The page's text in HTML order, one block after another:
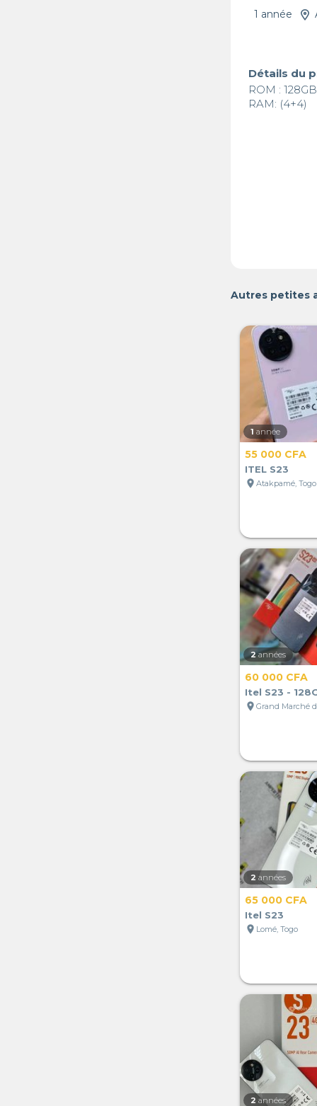
1 année
Détails du
ROM : 128GB
RAM: (4+4)
Autres petites
1 année
55 000 CFA
ITEL S23
location_on Atakpamé, Togo
2 années
60 000 CFA
Itel S23 -
location_on
2 années
65 000 CFA
Itel S23
location_on Lomé, Togo
2 années